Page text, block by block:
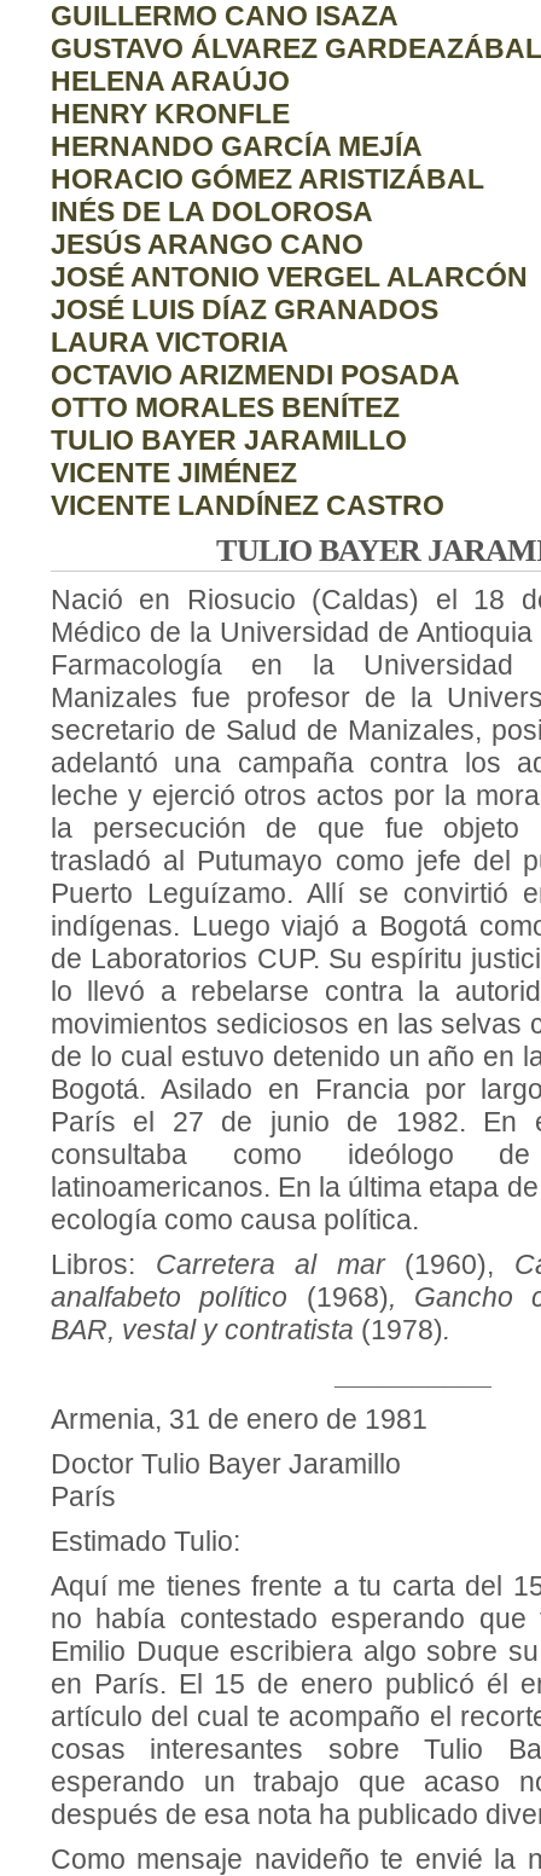
GUILLERMO CANO ISAZA
GUSTAVO ÁLVAREZ GARDEAZÁBAL
HELENA ARAÚJO
HENRY KRONFLE
HERNANDO GARCÍA MEJÍA
HORACIO GÓMEZ ARISTIZÁBAL
INÉS DE LA DOLOROSA
JESÚS ARANGO CANO
JOSÉ ANTONIO VERGEL ALARCÓN
JOSÉ LUIS DÍAZ GRANADOS
LAURA VICTORIA
OCTAVIO ARIZMENDI POSADA
OTTO MORALES BENÍTEZ
TULIO BAYER JARAMILLO
VICENTE JIMÉNEZ
VICENTE LANDÍNEZ CASTRO
TULIO BAYER
Nació en Riosucio (Caldas) el 18
Médico de la Universidad de
Farmacología en la
Manizales fue profesor de la
secretario de Salud de Manizales,
adelantó una campaña contra los
leche y ejerció otros actos por la
la persecución de que fue objeto
trasladó al Putumayo como jefe del
Puerto Leguízamo. Allí se convirtió
indígenas. Luego viajó a Bogotá
de Laboratorios CUP. Su espíritu
lo llevó a rebelarse contra la
movimientos sediciosos en las selvas
de lo cual estuvo detenido un año en
Bogotá. Asilado en Francia por
París el 27 de junio de 1982. En
consultaba como ideólogo
latinoamericanos. En la última etapa
ecología como causa política.
Libros: Carretera al mar (1960),
analfabeto político (1968), Gancho
BAR, vestal y contratista (1978).
Armenia, 31 de enero de 1981
Doctor Tulio Bayer Jaramillo
París
Estimado Tulio:
Aquí me tienes frente a tu carta del
no había contestado esperando que
Emilio Duque escribiera algo sobre
en París. El 15 de enero publicó él
artículo del cual te acompaño el
cosas interesantes sobre Tulio
esperando un trabajo que acaso
después de esa nota ha publicado
Como mensaje navideño te envié la